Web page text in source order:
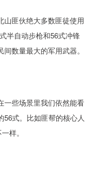
山匪伙绝大多数匪徒使用
半自动步枪和56式冲锋
数量最大的军用武器。
一些场景里我们依然能看
56式。比如匪帮的核心人
样。